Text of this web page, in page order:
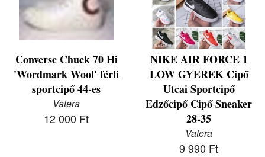
Converse Chuck 70 Hi
'Wordmark Wool' férfi
sportcipő 44-es
Vatera
12 000 Ft
NIKE AIR FORCE 1
LOW GYEREK Cipő
Utcai Sportcipő
Edzőcipő Cipő Sneaker
28-35
Vatera
9 990 Ft